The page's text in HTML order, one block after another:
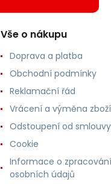
Vše o nákupu
Doprava a platba
Obchodní podmínky
Reklamační řád
Vrácení a výměna zboží
Odstoupení od smlouvy
Cookie
Informace o zpracování
osobních údajů